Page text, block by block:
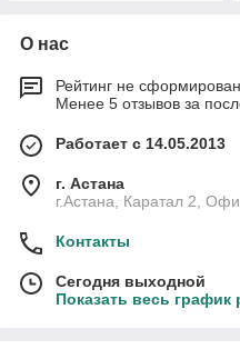
О нас
Рейтинг не сформирован
Менее 5 отзывов за
Работает с 14.05.2013
г. Астана
г.Астана, Каратал 2,
Контакты
Сегодня выходной
Показать весь график